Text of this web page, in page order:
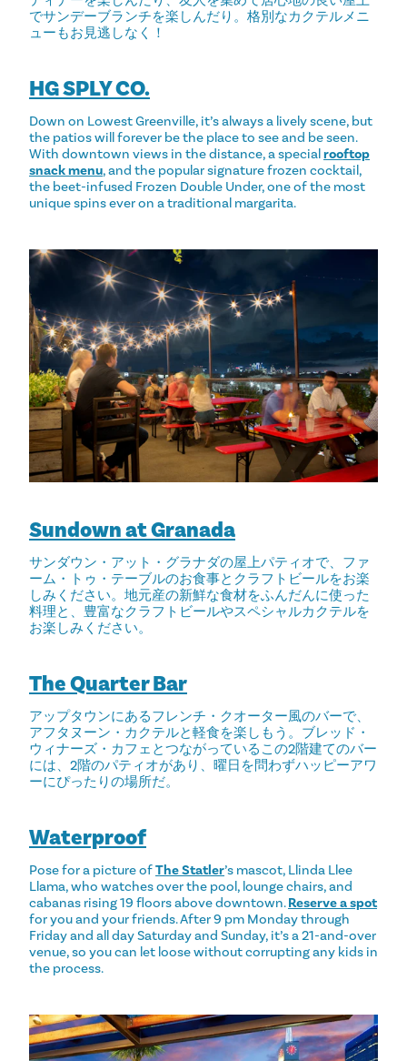
でサンデーブランチを楽しんだり。格別なカクテルメニ
ューもお見逃しなく！
HG SPLY CO.
Down on Lowest Greenville, it’s always a lively scene, but
the patios will forever be the place to see and be seen.
With downtown views in the distance, a specialrooftop
snack menu, and the popular signature frozen cocktail,
the beet-infused Frozen Double Under, one of the most
unique spins ever on a traditional margarita.
Sundown at Granada
サンダウン・アット・グラナダの屋上パティオで、ファ
ーム・トゥ・テーブルのお食事とクラフトビールをお楽
しみください。地元産の新鮮な食材をふんだんに使った
料理と、豊富なクラフトビールやスペシャルカクテルを
お楽しみください。
The Quarter Bar
アップタウンにあるフレンチ・クオーター風のバーで、
アフタヌーン・カクテルと軽食を楽しもう。ブレッド・
ウィナーズ・カフェとつながっているこの2階建てのバー
には、2階のパティオがあり、曜日を問わずハッピーアワ
ーにぴったりの場所だ。
Waterproof
Pose for a picture ofThe Statler’s mascot, Llinda Llee
Llama, who watches over the pool, lounge chairs, and
cabanas rising 19 floors above downtown.Reserve a spot
for you and your friends. After 9 pm Monday through
Friday and all day Saturday and Sunday, it’s a 21-and-over
venue, so you can let loose without corrupting any kids in
the process.